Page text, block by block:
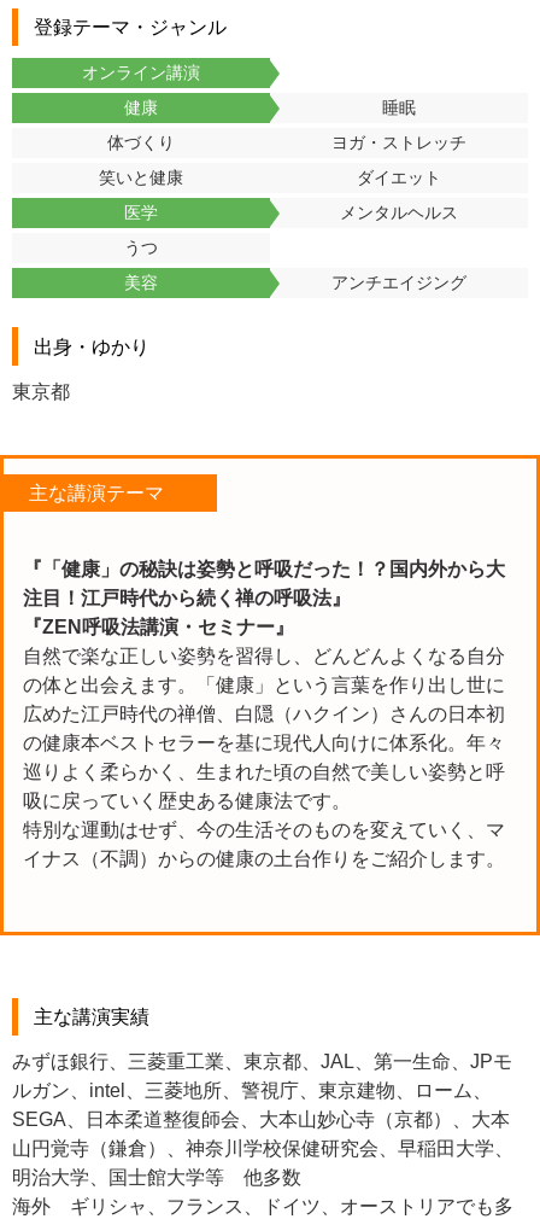
登録テーマ・ジャンル
オンライン講演
健康
睡眠
体づくり
ヨガ・ストレッチ
笑いと健康
ダイエット
医学
メンタルヘルス
うつ
美容
アンチエイジング
出身・ゆかり
東京都
主な講演テーマ
『「健康」の秘訣は姿勢と呼吸だった！？国内外から大
注目！江戸時代から続く禅の呼吸法』
『ZEN呼吸法講演・セミナー』
自然で楽な正しい姿勢を習得し、どんどんよくなる自分
の体と出会えます。「健康」という言葉を作り出し世に
広めた江戸時代の禅僧、白隠（ハクイン）さんの日本初
の健康本ベストセラーを基に現代人向けに体系化。年々
巡りよく柔らかく、生まれた頃の自然で美しい姿勢と呼
吸に戻っていく歴史ある健康法です。
特別な運動はせず、今の生活そのものを変えていく、マ
イナス（不調）からの健康の土台作りをご紹介します。
主な講演実績
みずほ銀行、三菱重工業、東京都、JAL、第一生命、JPモ
ルガン、intel、三菱地所、警視庁、東京建物、ローム、
SEGA、日本柔道整復師会、大本山妙心寺（京都）、大本
山円覚寺（鎌倉）、神奈川学校保健研究会、早稲田大学、
明治大学、国士館大学等 他多数
海外 ギリシャ、フランス、ドイツ、オーストリアでも多